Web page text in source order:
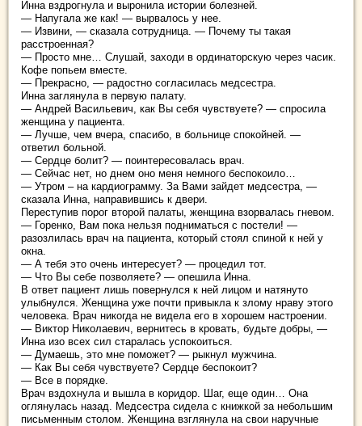
Инна вздрогнула и выронила истории болезней.
— Напугала же как! — вырвалось у нее.
— Извини, — сказала сотрудница. — Почему ты такая
расстроенная?
— Просто мне… Слушай, заходи в ординаторскую через часик.
Кофе попьем вместе.
— Прекрасно, — радостно согласилась медсестра.
Инна заглянула в первую палату.
— Андрей Васильевич, как Вы себя чувствуете? — спросила
женщина у пациента.
— Лучше, чем вчера, спасибо, в больнице спокойней. —
ответил больной.
— Сердце болит? — поинтересовалась врач.
— Сейчас нет, но днем оно меня немного беспокоило…
— Утром – на кардиограмму. За Вами зайдет медсестра, —
сказала Инна, направившись к двери.
Переступив порог второй палаты, женщина взорвалась гневом.
— Горенко, Вам пока нельзя подниматься с постели! —
разозлилась врач на пациента, который стоял спиной к ней у
окна.
— А тебя это очень интересует? — процедил тот.
— Что Вы себе позволяете? — опешила Инна.
В ответ пациент лишь повернулся к ней лицом и натянуто
улыбнулся. Женщина уже почти привыкла к злому нраву этого
человека. Врач никогда не видела его в хорошем настроении.
— Виктор Николаевич, вернитесь в кровать, будьте добры, —
Инна изо всех сил старалась успокоиться.
— Думаешь, это мне поможет? — рыкнул мужчина.
— Как Вы себя чувствуете? Сердце беспокоит?
— Все в порядке.
Врач вздохнула и вышла в коридор. Шаг, еще один… Она
оглянулась назад. Медсестра сидела с книжкой за небольшим
письменным столом. Женщина взглянула на свои наручные